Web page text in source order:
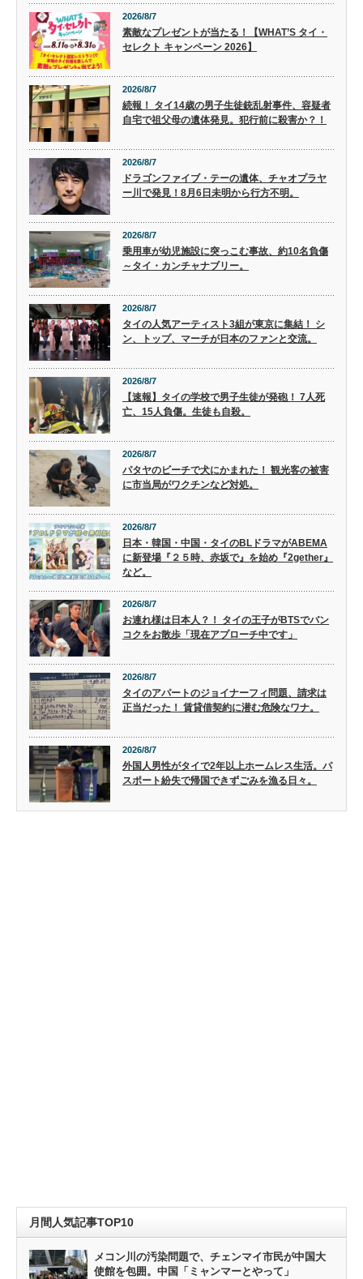
2026/8/7
素敵なプレゼントが当たる！【WHAT’S タイ・
セレクト キャンペーン 2026】
2026/8/7
続報！ タイ14歳の男子生徒銃乱射事件、容疑者
自宅で祖父母の遺体発見。犯行前に殺害か？！
2026/8/7
ドラゴンファイブ・テーの遺体、チャオプラヤ
ー川で発見！8月6日未明から行方不明。
2026/8/7
乗用車が幼児施設に突っこむ事故、約10名負傷
～タイ・カンチャナブリー。
2026/8/7
タイの人気アーティスト3組が東京に集結！ シ
ン、トップ、マーチが日本のファンと交流。
2026/8/7
【速報】タイの学校で男子生徒が発砲！ 7人死
亡、15人負傷。生徒も自殺。
2026/8/7
パタヤのビーチで犬にかまれた！ 観光客の被害
に市当局がワクチンなど対処。
2026/8/7
日本・韓国・中国・タイのBLドラマがABEMA
に新登場『２５時、赤坂で』を始め『2gether』
など。
2026/8/7
お連れ様は日本人？！ タイの王子がBTSでバン
コクをお散歩「現在アプローチ中です」
2026/8/7
タイのアパートのジョイナーフィ問題、請求は
正当だった！ 賃貸借契約に潜む危険なワナ。
2026/8/7
外国人男性がタイで2年以上ホームレス生活。パ
スポート紛失で帰国できずごみを漁る日々。
月間人気記事TOP10
メコン川の汚染問題で、チェンマイ市民が中国大
使館を包囲。中国「ミャンマーとやって」